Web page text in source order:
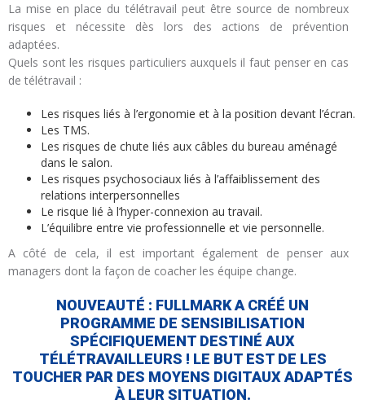
La mise en place du télétravail peut être source de nombreux
risques et nécessite dès lors des actions de prévention
adaptées.
Quels sont les risques particuliers auxquels il faut penser en cas
de télétravail :
Les risques liés à l’ergonomie et à la position devant l’écran.
Les TMS.
Les risques de chute liés aux câbles du bureau aménagé
dans le salon.
Les risques psychosociaux liés à l’affaiblissement des
relations interpersonnelles
Le risque lié à l’hyper-connexion au travail.
L’équilibre entre vie professionnelle et vie personnelle.
A côté de cela, il est important également de penser aux
managers dont la façon de coacher les équipe change.
NOUVEAUTÉ : FULLMARK A CRÉÉ UN
PROGRAMME DE SENSIBILISATION
SPÉCIFIQUEMENT DESTINÉ AUX
TÉLÉTRAVAILLEURS ! LE BUT EST DE LES
TOUCHER PAR DES MOYENS DIGITAUX ADAPTÉS
À LEUR SITUATION.